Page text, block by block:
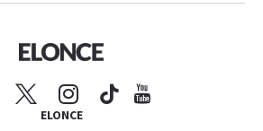
ELONCE